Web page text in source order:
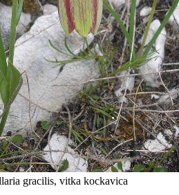
gracilis, vitka kockavica